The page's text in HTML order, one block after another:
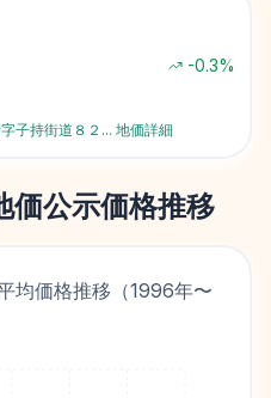
-0.3%
子持街道８２ ... 地価詳細
価公示価格推移
均価格推移（1996年〜